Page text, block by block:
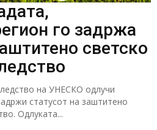
го задржа
светско
на УНЕСКО одлучи
статусот на заштитено
Одлуката...